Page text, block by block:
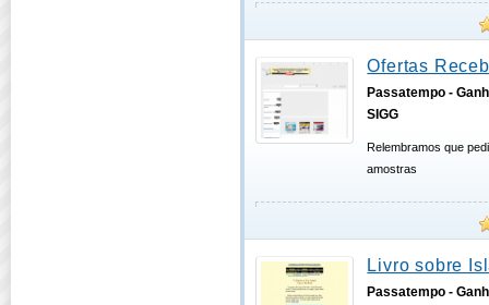
Ofertas
Passatempo -
SIGG
Relembramos que
amostras
Livro sobre
Passatempo -